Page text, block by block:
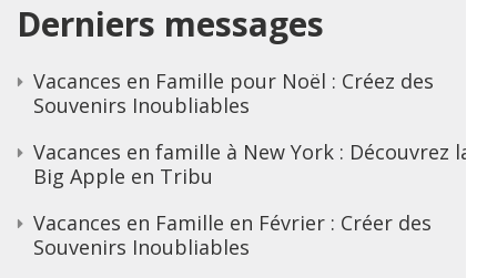
Derniers messages
Vacances en Famille pour Noël : Créez des
Souvenirs Inoubliables
Vacances en famille à New York : Découvrez la
Big Apple en Tribu
Vacances en Famille en Février : Créer des
Souvenirs Inoubliables